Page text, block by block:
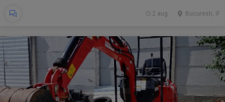
Bucuresti, IF
2 aug.